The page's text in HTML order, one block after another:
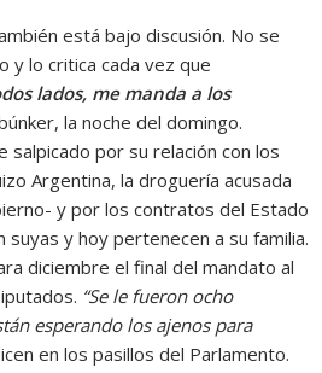
está bajo discusión. No se
y lo critica cada vez que
lados, me manda a los
la noche del domingo.
salpicado por su relación con los
Argentina, la droguería acusada
y por los contratos del Estado
y hoy pertenecen a su familia.
diciembre el final del mandato al
“Se le fueron ocho
esperando los ajenos para
en los pasillos del Parlamento.